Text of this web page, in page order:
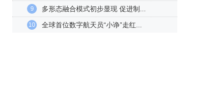
9 多形态融合模式初步显现 促进制...
10 全球首位数字航天员“小诤”走红...